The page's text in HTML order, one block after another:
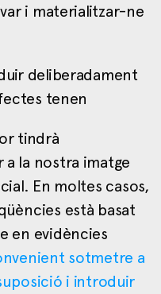
i materialitzar-ne
deliberadament
tenen
tindrà
a la nostra imatge
En moltes casos,
està basat
en evidències
sotmetre a
i introduir